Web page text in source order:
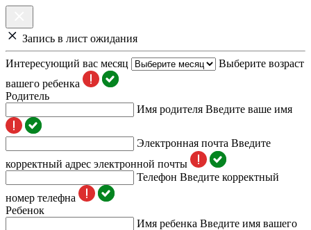
Запись в лист ожидания
Интересующий вас месяц
Выберите возраст
вашего ребенка
Родитель
Имя родителя Введите ваше имя
Электронная почта Введите
корректный адрес электронной почты
Телефон Введите корректный
номер телефна
Ребенок
Имя ребенка Введите имя вашего